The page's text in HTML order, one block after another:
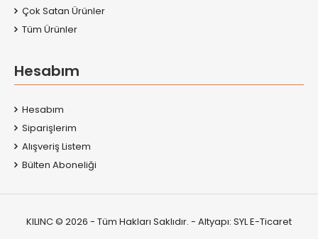
Çok Satan Ürünler
Tüm Ürünler
Hesabım
Hesabım
Siparişlerim
Alışveriş Listem
Bülten Aboneliği
KILINC © 2026 - Tüm Hakları Saklıdır. - Altyapı: SYL E-Ticaret